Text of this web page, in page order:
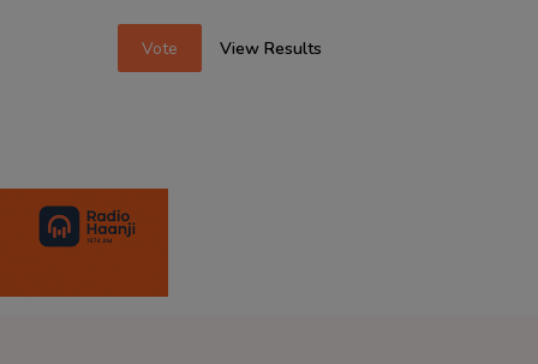
Vote View Results